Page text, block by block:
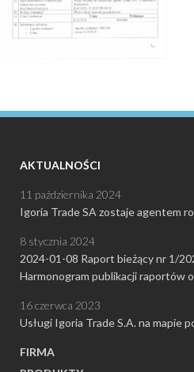
AKTUALNOŚCI
Igoria Trade SA zostaje agentem
11 października 2024
2024-01-08 Raport bieżący nr 1/
Harmonogram publikacji raportów
8 stycznia 2024
Usługi Igoria Trade S.A. na mapie
16 czerwca 2023
FIRMA